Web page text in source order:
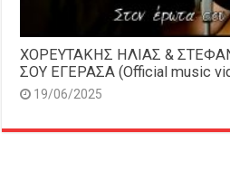
ΧΟΡΕΥΤΑΚΗΣ ΗΛΙΑΣ &
ΣΟΥ ΕΓΕΡΑΣΑ (Official music
19/06/2025